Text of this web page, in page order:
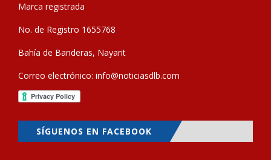
Marca registrada
No. de Registro 1655768
Bahía de Banderas, Nayarit
Correo electrónico: info@noticiasdlb.com
SÍGUENOS EN FACEBOOK